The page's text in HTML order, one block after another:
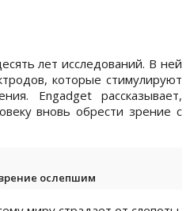
лет исследований. В ней
которые стимулируют
Engadget рассказывает,
вновь обрести зрение с
ослепшим